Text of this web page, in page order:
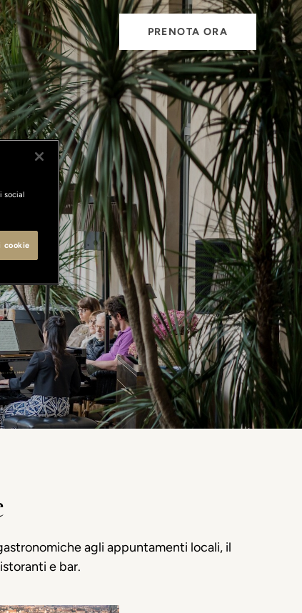
PRENOTA ORA
agli appuntamenti locali, il
e bar.
social
cookie